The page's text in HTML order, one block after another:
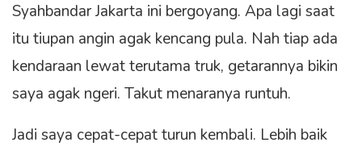
Syahbandar Jakarta ini bergoyang. Apa lagi saat
itu tiupan angin agak kencang pula. Nah tiap ada
kendaraan lewat terutama truk, getarannya bikin
saya agak ngeri. Takut menaranya runtuh.
Jadi saya cepat-cepat turun kembali. Lebih baik